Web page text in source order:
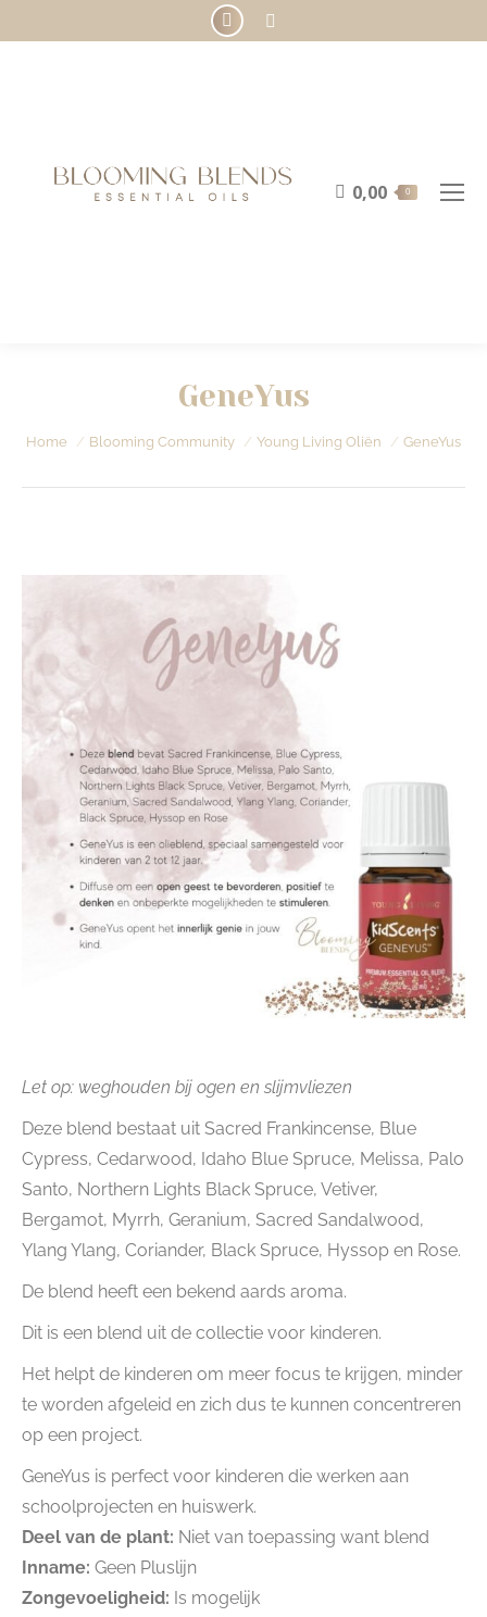
Instagram
window
Search:
0,00 0
GeneYus
Je bent hier:
Home Blooming Community Young Living Oliën GeneYus
Let op: weghouden bij ogen en slijmvliezen
Deze blend bestaat uit Sacred Frankincense, Blue
Cypress, Cedarwood, Idaho Blue Spruce, Melissa, Palo
Santo, Northern Lights Black Spruce, Vetiver,
Bergamot, Myrrh, Geranium, Sacred Sandalwood,
Ylang Ylang, Coriander, Black Spruce, Hyssop en Rose.
De blend heeft een bekend aards aroma.
Dit is een blend uit de collectie voor kinderen.
Het helpt de kinderen om meer focus te krijgen, minder
te worden afgeleid en zich dus te kunnen concentreren
op een project.
GeneYus is perfect voor kinderen die werken aan
schoolprojecten en huiswerk.
Deel van de plant: Niet van toepassing want blend
Inname: Geen Pluslijn
Zongevoeligheid: Is mogelijk